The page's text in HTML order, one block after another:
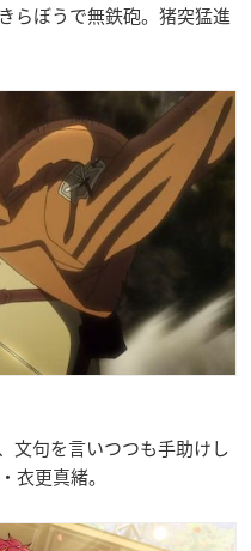
らぼうで無鉄砲。猪突猛進
文句を言いつつも手助けし
衣更真緒。